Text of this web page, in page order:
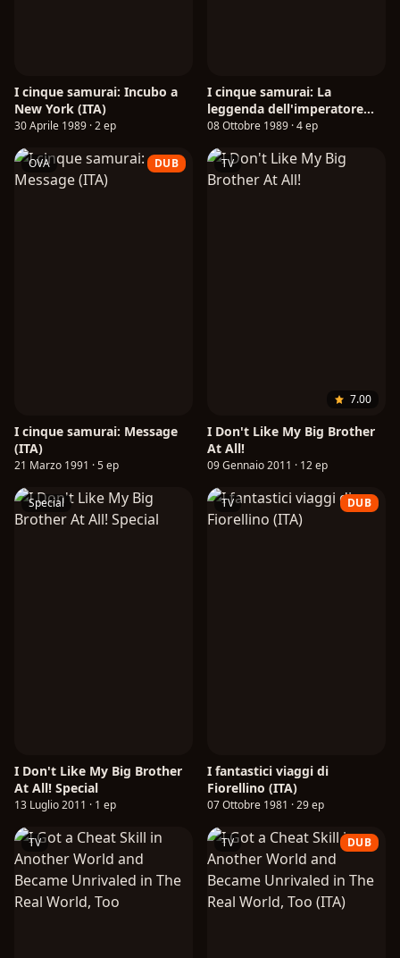
I cinque samurai: Incubo a
New York (ITA)
30 Aprile 1989 · 2 ep
I cinque samurai: La
leggenda dell'imperatore
splendente (ITA)
08 Ottobre 1989 · 4 ep
OVA DUB
I cinque samurai: Message
(ITA)
21 Marzo 1991 · 5 ep
TV
7.00
I Don't Like My Big Brother
At All!
09 Gennaio 2011 · 12 ep
Special
I Don't Like My Big Brother
At All! Special
13 Luglio 2011 · 1 ep
TV DUB
I fantastici viaggi di
Fiorellino (ITA)
07 Ottobre 1981 · 29 ep
TV TV DUB